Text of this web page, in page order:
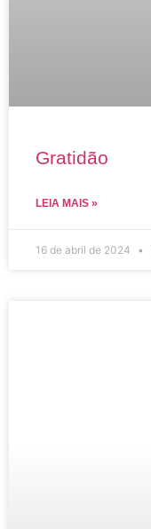
Gratidão
LEIA MAIS »
16 de abril de 2024